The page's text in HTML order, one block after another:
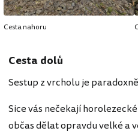
Cesta nahoru
Cesta dolů
Sestup z vrcholu je
Sice vás nečekají
občas dělat opravdu velké a